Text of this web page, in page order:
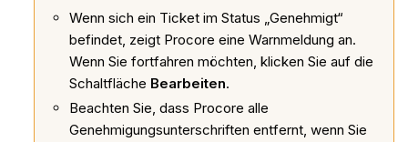
Wenn sich ein Ticket im Status „Genehmigt“
befindet, zeigt Procore eine Warnmeldung an.
Wenn Sie fortfahren möchten, klicken Sie auf die
Schaltfläche Bearbeiten.
Beachten Sie, dass Procore alle
Genehmigungsunterschriften entfernt, wenn Sie